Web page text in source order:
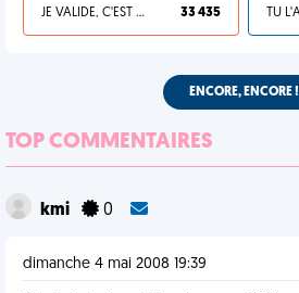
JE VALIDE, C'EST UNE VDM 33 435
ENCORE, ENCORE !
TOP COMMENTAIRES
kmi 0
dimanche 4 mai 2008 19:39